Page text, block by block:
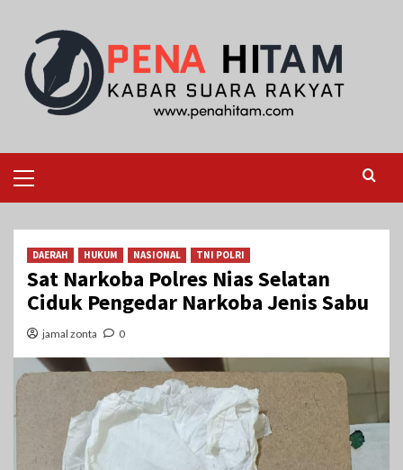
content
Menu
DAERAH HUKUM NASIONAL TNI POLRI
Sat Narkoba Polres Nias Selatan
Ciduk Pengedar Narkoba Jenis Sabu
jamal zonta 0